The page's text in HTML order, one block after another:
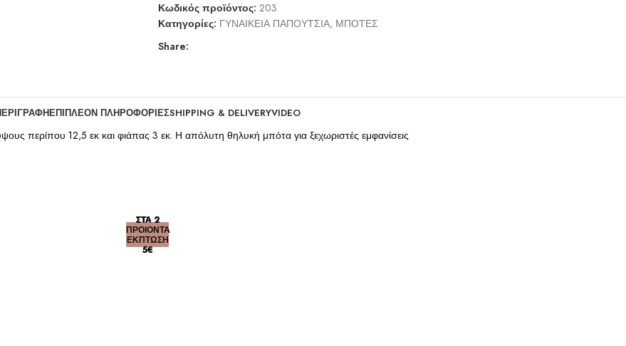
Κωδικός προϊόντος: 203
Κατηγορίες: ΓΥΝΑΙΚΕΙΑ ΠΑΠΟΥΤΣΙΑ, ΜΠΟΤΕΣ
Share:
ΕΠΙΠΛΈΟΝ ΠΛΗΡΟΦΟΡΊΕΣSHIPPING & DELIVERYVIDEO
περίπου 12,5 εκ και φιάπας 3 εκ. Η απόλυτη θηλυκή μπότα για ξεχωριστές εμφανίσεις
ΣΤΑ 2
ΠΡΟΙΟΝΤΑ
ΕΚΠΤΩΣΗ
5€
ΣΤΑ 2
ΠΡΟΙΟΝΤΑ
ΕΚΠΤΩΣΗ
5€
ΣΤΑ 2
ΠΡΟΙΟΝΤΑ
ΕΚΠΤΩΣΗ
5€
ΣΤΑ 2
ΠΡΟΙΟΝΤΑ
ΕΚΠΤΩΣΗ
5€
ΣΤΑ 2
ΠΡΟΙΟΝΤΑ
ΕΚΠΤΩΣΗ
5€